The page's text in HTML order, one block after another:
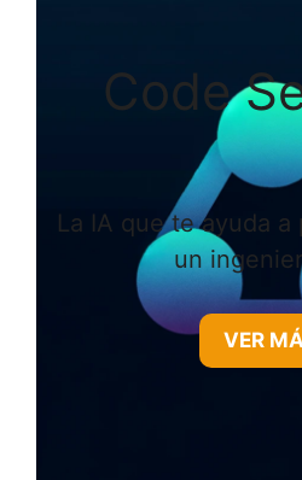
Code
La IA que te ayuda a
un
VER